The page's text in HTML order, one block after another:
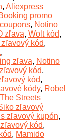
, Aliexpress
promo
, Notino
zľava, Wolt kód,
kód,
,
zľava, Notino
kód,
kód,
kódy, Robel
The Streets
zľavový
zľavový kupón,
kód,
, Mamido